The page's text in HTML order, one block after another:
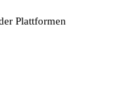
Plattformen